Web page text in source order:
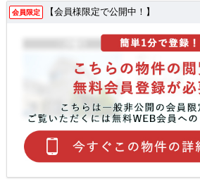
会員限定 【会員様限定で公開中！】